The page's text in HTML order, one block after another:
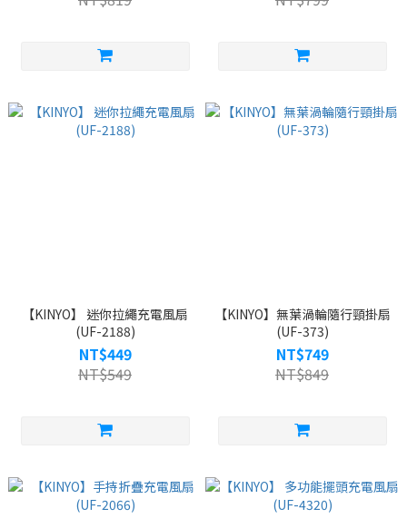
【KINYO】 迷你拉繩充電風扇
(UF-2188)
NT$449
NT$549
【KINYO】無葉渦輪隨行頸掛扇
(UF-373)
NT$749
NT$849